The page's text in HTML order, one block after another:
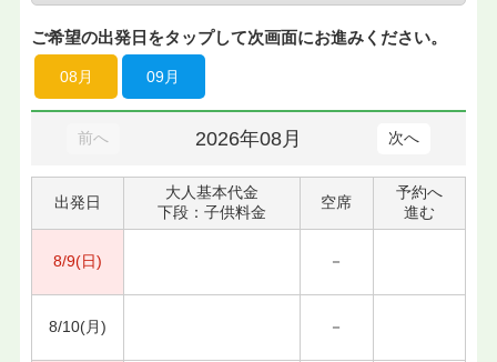
ご希望の出発日をタップして次画面にお進みください。
08月 09月
前へ 2026年08月 次へ
出発日
大人基本代金
下段：子供料金
空席
予約へ
進む
8/9(日) －
8/10(月) －